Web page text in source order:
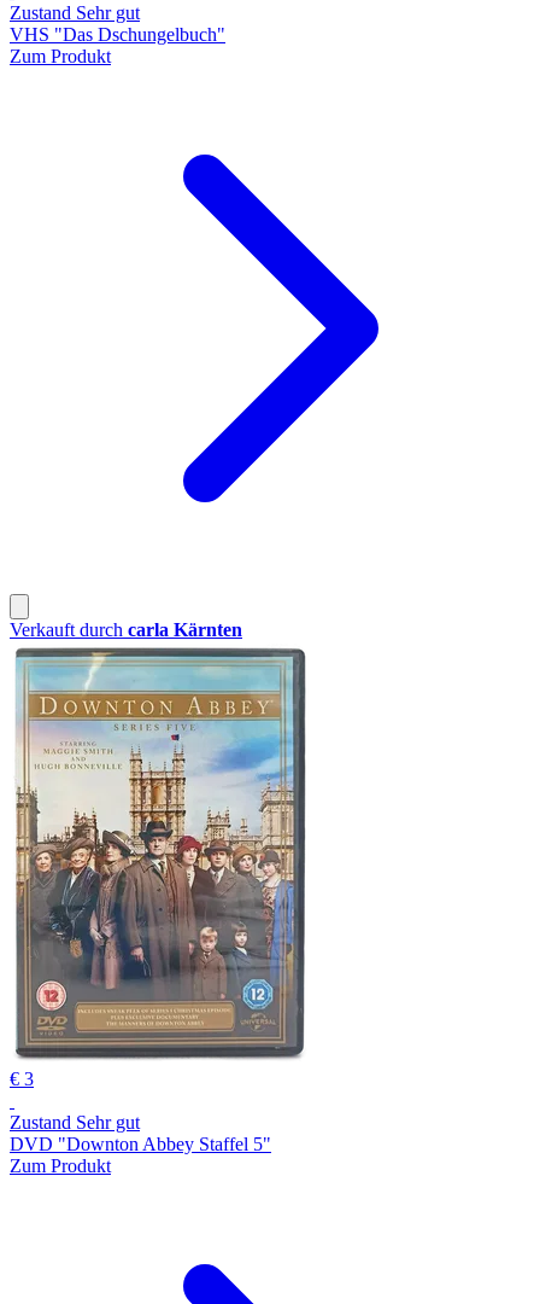
Zustand Sehr gut
VHS "Das Dschungelbuch"
Zum Produkt
Verkauft durch carla Kärnten
€ 3
Zustand Sehr gut
DVD "Downton Abbey Staffel 5"
Zum Produkt